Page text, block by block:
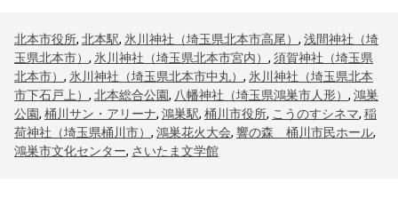
北本市役所, 北本駅, 氷川神社（埼玉県北本市高尾） , 浅間神社（埼
玉県北本市） , 氷川神社（埼玉県北本市宮内） , 須賀神社（埼玉県
北本市） , 氷川神社（埼玉県北本市中丸） , 氷川神社（埼玉県北本
市下石戸上） , 北本総合公園, 八幡神社（埼玉県鴻巣市人形） , 鴻巣
公園, 桶川サン・アリーナ, 鴻巣駅, 桶川市役所, こうのすシネマ, 稲
荷神社（埼玉県桶川市） , 鴻巣花火大会, 響の森 桶川市民ホール,
鴻巣市文化センター, さいたま文学館